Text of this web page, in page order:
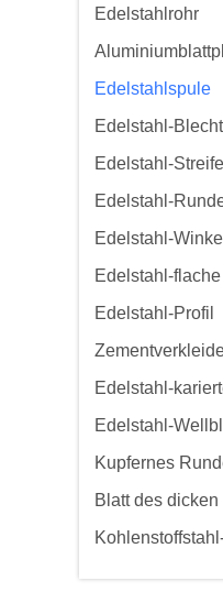
Edelstahlrohr
Edelstahlspule
Edelstahl-
Edelstahl-
Edelstahl-
Edelstahl-
Edelstahl-
Edelstahl-Profil
Edelstahl-
Edelstahl-
Kupfernes
Blatt des